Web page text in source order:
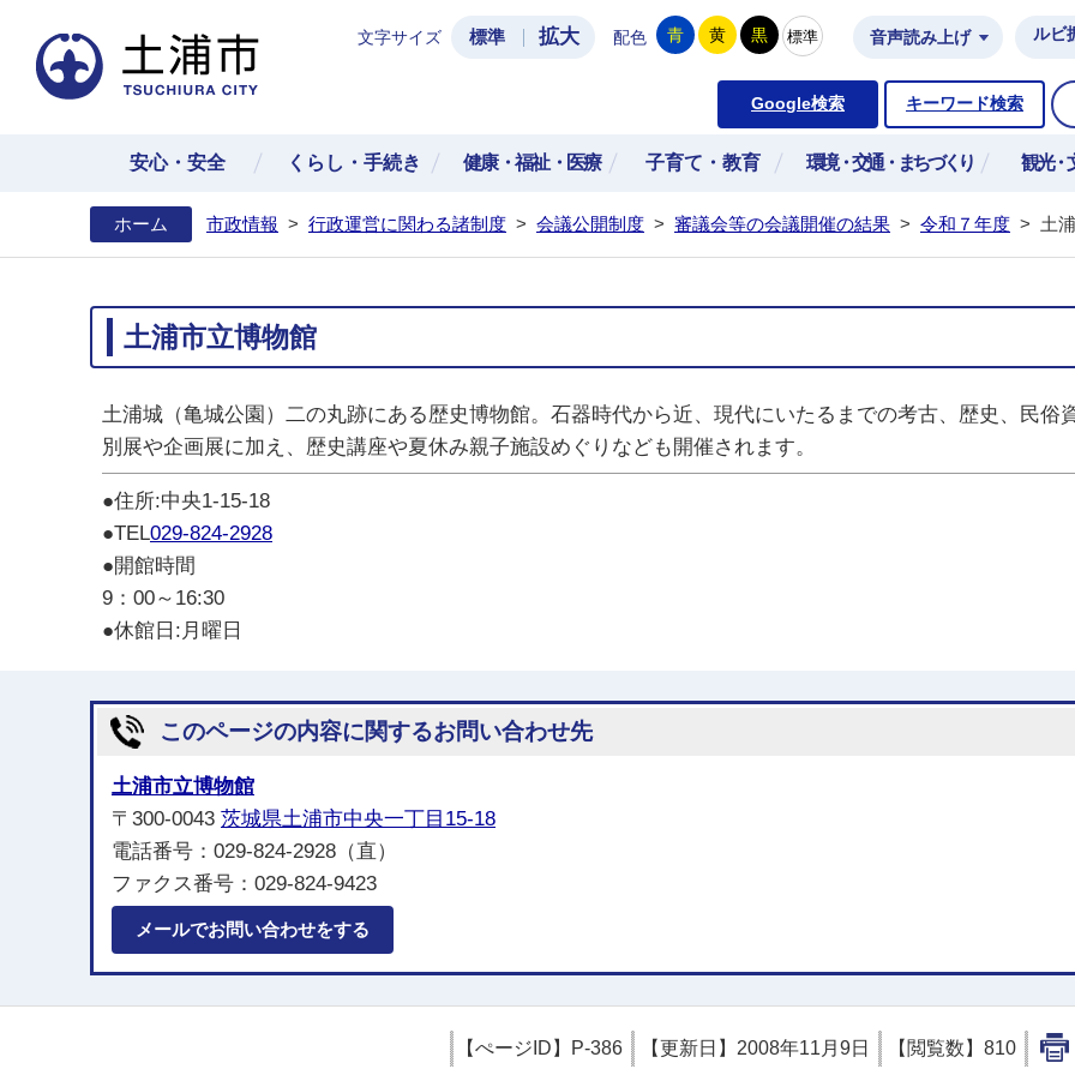
土浦市公式ホームページ
文字サイズ 標準 拡大 配色 青 黄 黒 標準 音声読み上げ ルビ
Google検索 キーワード検索
安心・安全 くらし・手続き 健康・福祉・医療 子育て・教育 環境・交通・まちづくり 観光・
ホーム 市政情報 > 行政運営に関わる諸制度 > 会議公開制度 > 審議会等の会議開催の結果 > 令和７年度 > 土
土浦市立博物館
土浦城（亀城公園）二の丸跡にある歴史博物館。石器時代から近、現代にいたるまでの考古、歴史、民俗
別展や企画展に加え、歴史講座や夏休み親子施設めぐりなども開催されます。
●住所:中央1-15-18
●TEL029-824-2928
●開館時間
9：00～16:30
●休館日:月曜日
このページの内容に関するお問い合わせ先
土浦市立博物館
〒300-0043 茨城県土浦市中央一丁目15-18
電話番号：029-824-2928（直）
ファクス番号：029-824-9423
メールでお問い合わせをする
【ぺージID】 P-386 【更新日】 2008年11月9日 【閲覧数】 810